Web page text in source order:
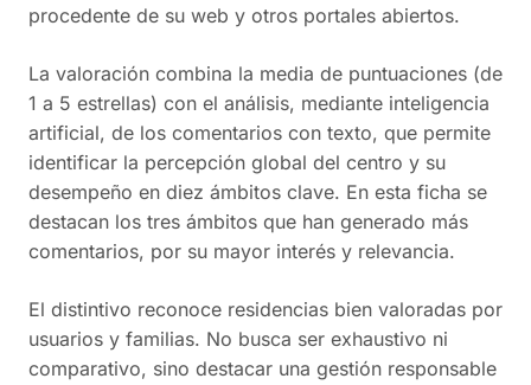
procedente de su web y otros portales abiertos.
La valoración combina la media de puntuaciones (de
1 a 5 estrellas) con el análisis, mediante inteligencia
artificial, de los comentarios con texto, que permite
identificar la percepción global del centro y su
desempeño en diez ámbitos clave. En esta ficha se
destacan los tres ámbitos que han generado más
comentarios, por su mayor interés y relevancia.
El distintivo reconoce residencias bien valoradas por
usuarios y familias. No busca ser exhaustivo ni
comparativo, sino destacar una gestión responsable